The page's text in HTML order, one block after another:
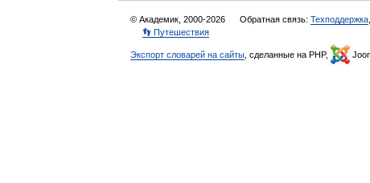
© Академик, 2000-2026 Обратная связь: Техподдержка
👣 Путешествия
Экспорт словарей на сайты , сделанные на PHP,